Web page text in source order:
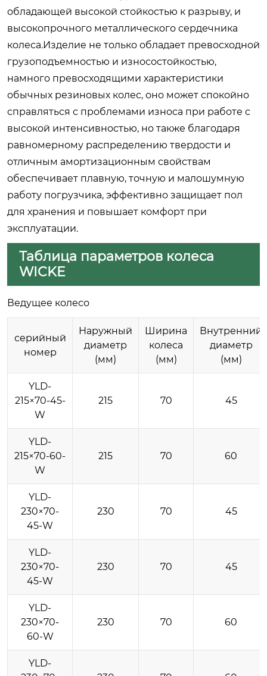
обладающей высокой стойкостью к разрыву, и
высокопрочного металлического сердечника
колеса.Изделие не только обладает превосходной
грузоподъемностью и износостойкостью,
намного превосходящими характеристики
обычных резиновых колес, оно может спокойно
справляться с проблемами износа при работе с
высокой интенсивностью, но также благодаря
равномерному распределению твердости и
отличным амортизационным свойствам
обеспечивает плавную, точную и малошумную
работу погрузчика, эффективно защищает пол
для хранения и повышает комфорт при
эксплуатации.
Таблица параметров колеса
WICKE
Ведущее колесо
серийный
номер
Наружный
диаметр
(мм)
Ширина
колеса
(мм)
Внутренний
диаметр
(мм)
YLD-
215×70-45-
W
215 70 45
YLD-
215×70-60-
W
215 70 60
YLD-
230×70-
45-W
230 70 45
YLD-
230×70-
45-W
230 70 45
YLD-
230×70-
60-W
230 70 60
YLD-